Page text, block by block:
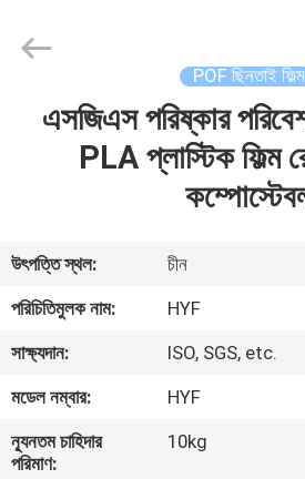
ভিডিও
সম্পর্কে
কারখানা
POF ছিনতাই ফিল্ম
এসজিএস পরিষ্কার
PLA প্লাস্টিক
উৎপত্তি স্থল:
চীন
পরিচিতিমুলক নাম:
HYF
সাক্ষ্যদান:
ISO, SGS, etc.
মডেল নম্বার:
HYF
ন্যূনতম চাহিদার
পরিমাণ:
10kg